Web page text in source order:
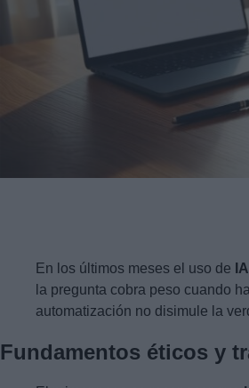
En los últimos meses el uso de IA
la pregunta cobra peso cuando
automatización no disimule la
Fundamentos éticos y